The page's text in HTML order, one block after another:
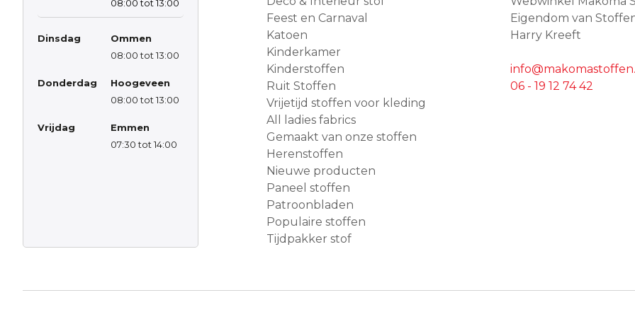
08:00 tot 13:00
Dinsdag
Ommen
08:00 tot 13:00
Donderdag
Hoogeveen
08:00 tot 13:00
Vrijdag
Emmen
07:30 tot 14:00
Feest en Carnaval
Katoen
Kinderkamer
Kinderstoffen
Ruit Stoffen
Vrijetijd stoffen voor kleding
All ladies fabrics
Gemaakt van onze stoffen
Herenstoffen
Nieuwe producten
Paneel stoffen
Patroonbladen
Populaire stoffen
Tijdpakker stof
Eigendom van
Harry Kreeft
06 - 19 12 74 42